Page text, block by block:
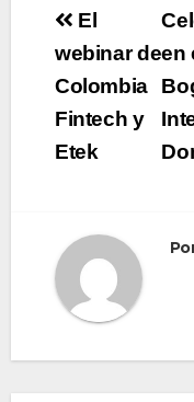
de
en
El
webinar de
Colombia
Fintech y
Etek